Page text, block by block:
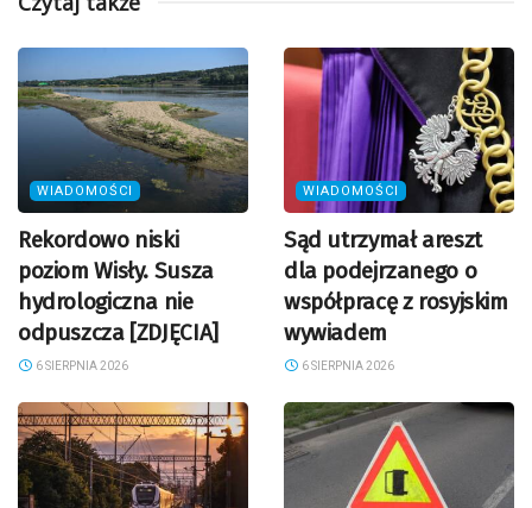
WIADOMOŚCI
Rekordowo niski
poziom Wisły. Susza
hydrologiczna nie
odpuszcza [ZDJĘCIA]
6 SIERPNIA 2026
WIADOMOŚCI
Sąd utrzymał areszt
dla podejrzanego o
współpracę z rosyjskim
wywiadem
6 SIERPNIA 2026